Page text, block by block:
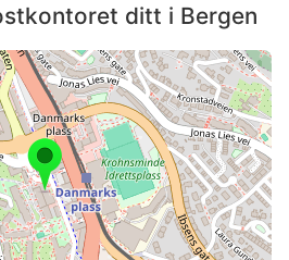
ditt i Bergen